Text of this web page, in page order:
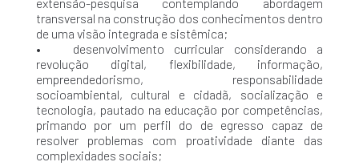
transversal na construção dos conhecimentos dentro
de uma visão integrada e sistêmica;
• desenvolvimento curricular considerando a
revolução digital, flexibilidade, informação,
empreendedorismo, responsabilidade
socioambiental, cultural e cidadã, socialização e
tecnologia, pautado na educação por competências,
primando por um perfil do de egresso capaz de
resolver problemas com proatividade diante das
complexidades sociais;